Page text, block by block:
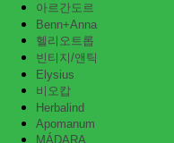
아르간도르
Benn+Anna
헬리오트롭
빈티지/앤틱
Elysius
비오캅
Herbalind
Apomanum
MÁDARA